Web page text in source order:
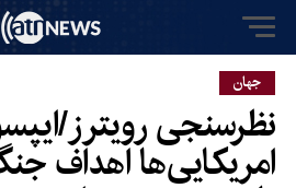
جهان
نظرسنجی رویترز/
امریکایی‌ها اهداف